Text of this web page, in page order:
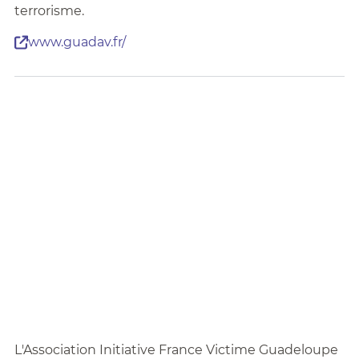
terrorisme.
www.guadav.fr/
L'Association Initiative France Victime Guadeloupe